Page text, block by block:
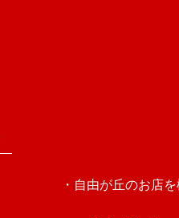
・自由が丘のお店